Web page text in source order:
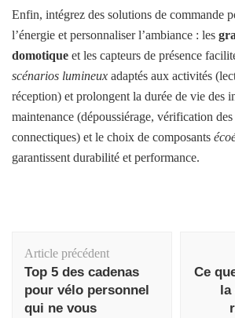
Enfin, intégrez des solutions de commande
l’énergie et personnaliser l’ambiance : les
domotique et les capteurs de présence
scénarios lumineux adaptés aux activités
réception) et prolongent la durée de vie des
maintenance (dépoussiérage, vérification
connectiques) et le choix de composants
garantissent durabilité et performance.
d'article
Article précédent
Top 5 des cadenas
pour vélo personnel
qui ne vous
Ce
la